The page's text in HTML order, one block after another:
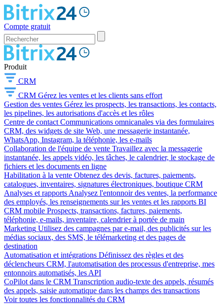
Compte gratuit
Produit
CRM
CRM Gérez les ventes et les clients sans effort
Gestion des ventes Gérez les prospects, les transactions, les contacts,
les pipelines, les autorisations d'accès et les rôles
Centre de contact Communications omnicanales via des formulaires
CRM, des widgets de site Web, une messagerie instantanée,
WhatsApp, Instagram, la téléphonie, les e-mails
Collaboration de l'équipe de vente Travaillez avec la messagerie
instantanée, les appels vidéo, les tâches, le calendrier, le stockage de
fichiers et les documents en ligne
Habilitation à la vente Obtenez des devis, factures, paiements,
catalogues, inventaires, signatures électroniques, boutique CRM
Analyses et rapports Analysez l'entonnoir des ventes, la performance
des employés, les renseignements sur les ventes et les rapports BI
CRM mobile Prospects, transactions, factures, paiements,
téléphonie, e-mails, inventaire, calendrier à portée de main
Marketing Utilisez des campagnes par e-mail, des publicités sur les
médias sociaux, des SMS, le télémarketing et des pages de
destination
Automatisation et intégrations Définissez des règles et des
déclencheurs CRM, l'automatisation des processus d'entreprise, mes
entonnoirs automatisés, les API
CoPilot dans le CRM Transcription audio-texte des appels, résumés
des appels, saisie automatique dans les champs des transactions
Voir toutes les fonctionnalités du CRM